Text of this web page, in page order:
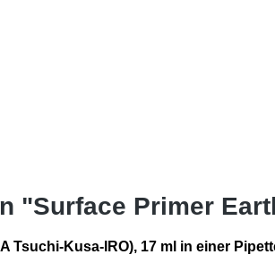
"Surface Primer
Tsuchi-Kusa-IRO), 17 ml in einer